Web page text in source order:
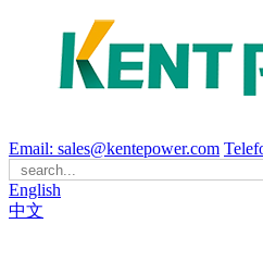
Email: sales@kentepower.com
English
中文